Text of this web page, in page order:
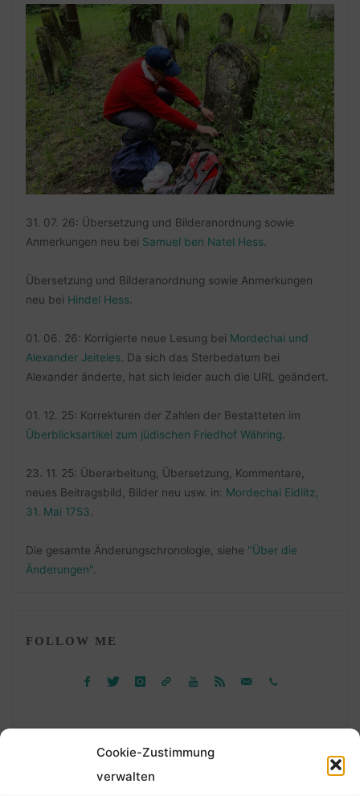
Cookie-Zustimmung
verwalten
31. 07. 26: Übersetzung und Bilderanordnung sowie
Anmerkungen neu bei Samuel ben Natel Hess.
Übersetzung und Bilderanordnung sowie Anmerkungen
neu bei Hindel Hess.
01. 06. 26: Korrigierte neue Lesung bei Mordechai und
Alexander Jeiteles. Da sich das Sterbedatum bei
Alexander änderte, hat sich leider auch die URL geändert.
01. 12. 25: Korrekturen der Zahlen der Bestatteten im
Überblicksartikel zum jüdischen Friedhof Währing.
23. 11. 25: Überarbeitung, Übersetzung, Kommentare,
neues Beitragsbild, Bilder neu usw. in: Mordechai Eidlitz,
31. Mai 1753.
Die gesamte Änderungschronologie, siehe "Über die
Änderungen".
FOLLOW ME